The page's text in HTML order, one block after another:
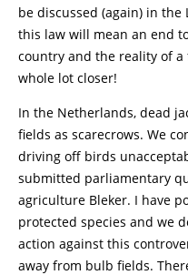
be discussed (again) in the
this law will mean an end
country and the reality of
whole lot closer!
In the Netherlands, dead
fields as scarecrows. We
driving off birds
submitted parliamentary
agriculture Bleker. I have
protected species and we
action against this
away from bulb fields.